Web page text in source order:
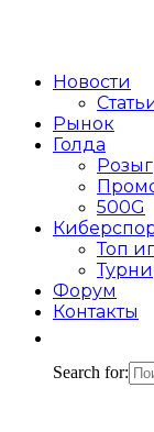
Новости
Рынок
Голда
500G
Топ
Форум
Контакты
Search for: